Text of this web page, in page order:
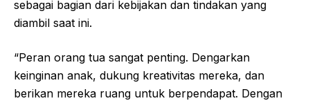
sebagai bagian dari kebijakan dan tindakan yang
diambil saat ini.
“Peran orang tua sangat penting. Dengarkan
keinginan anak, dukung kreativitas mereka, dan
berikan mereka ruang untuk berpendapat. Dengan